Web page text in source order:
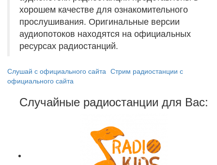
хорошем качестве для ознакомительного
прослушивания. Оригинальные версии
аудиопотоков находятся на официальных
ресурсах радиостанций.
Слушай с официального сайта Стрим радиостанции с
официального сайта
Случайные радиостанции для Вас: